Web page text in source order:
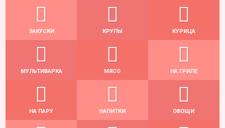
ЗАКУСКИ КРУПЫ КУРИЦА
МУЛЬТИВАРКА МЯСО НА ГРИЛЕ
НА ПАРУ НАПИТКИ ОВОЩИ